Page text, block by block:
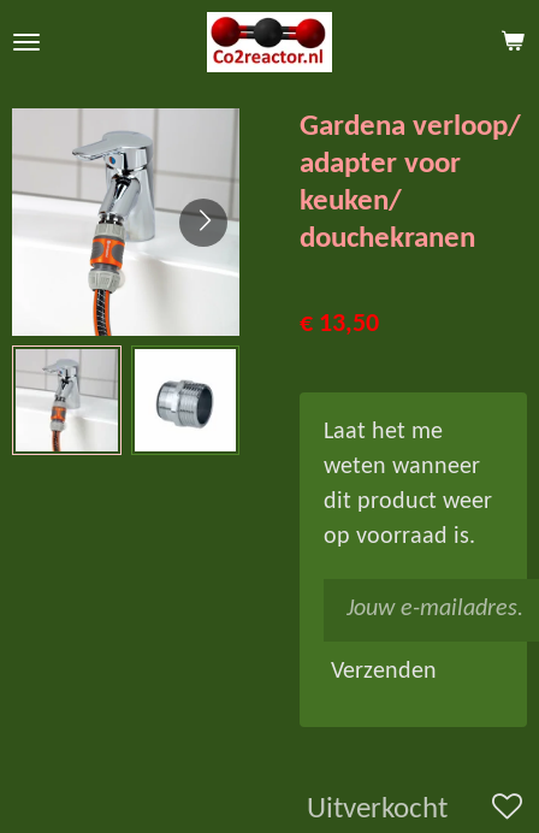
Ga
hoofdinhoud
Gardena verloop/
adapter voor
keuken/
douchekranen
€ 13,50
Laat het me
weten wanneer
dit product weer
op voorraad is.
Verzenden
Uitverkocht